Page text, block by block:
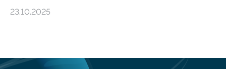
Kinderlähmung, ist eine ansteckende Krankheit, die
nur noch in zwei Ländern endemisch. Bis das Virus
23.10.2025